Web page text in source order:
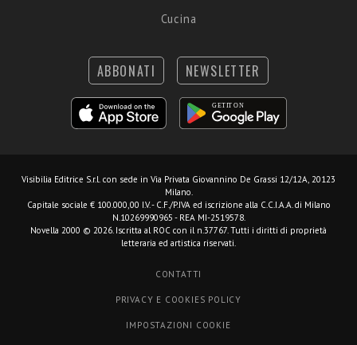
Cucina
ABBONATI NEWSLETTER
Visibilia Editrice S.r.l. con sede in Via Privata Giovannino De Grassi 12/12A, 20123
Milano.
Capitale sociale € 100.000,00 I.V. - C.F./P.IVA ed iscrizione alla C.C.I.A.A. di Milano
N.10269990965 - REA MI-2519578.
Novella 2000 © 2026. Iscritta al ROC con il n.37767. Tutti i diritti di proprietà
letteraria ed artistica riservati.
CONTATTI
PRIVACY E COOKIES POLICY
IMPOSTAZIONI COOKIE